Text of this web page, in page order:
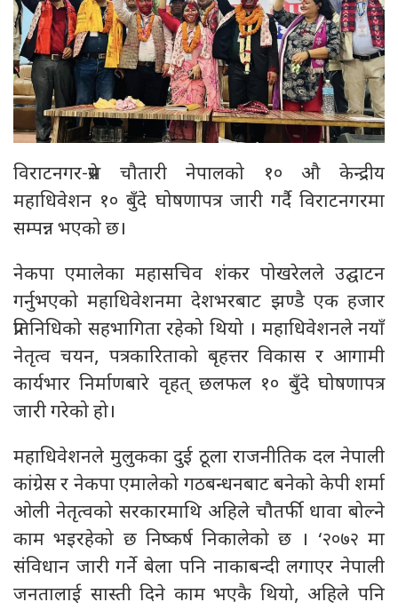
विराटनगर-प्रेस चौतारी नेपालको १० औ केन्द्रीय
महाधिवेशन १० बुँदे घोषणापत्र जारी गर्दै विराटनगरमा
सम्पन्न भएको छ।
नेकपा एमालेका महासचिव शंकर पोखरेलले उद्घाटन
गर्नुभएको महाधिवेशनमा देशभरबाट झण्डै एक हजार
प्रतिनिधिको सहभागिता रहेको थियो । महाधिवेशनले नयाँ
नेतृत्व चयन, पत्रकारिताको बृहत्तर विकास र आगामी
कार्यभार निर्माणबारे वृहत् छलफल १० बुँदे घोषणापत्र
जारी गरेको हो।
महाधिवेशनले मुलुकका दुई ठूला राजनीतिक दल नेपाली
कांग्रेस र नेकपा एमालेको गठबन्धनबाट बनेको केपी शर्मा
ओली नेतृत्वको सरकारमाथि अहिले चौतर्फी धावा बोल्ने
काम भइरहेको छ निष्कर्ष निकालेको छ । ‘२०७२ मा
संविधान जारी गर्ने बेला पनि नाकाबन्दी लगाएर नेपाली
जनतालाई सास्ती दिने काम भएकै थियो, अहिले पनि